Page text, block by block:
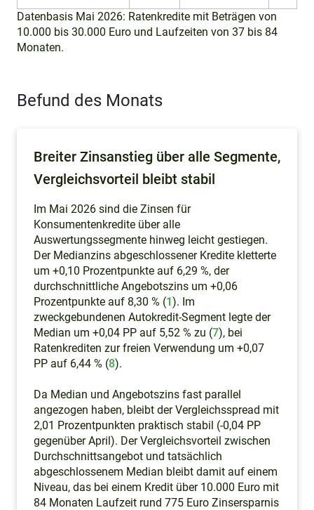
Datenbasis Mai 2026: Ratenkredite mit Beträgen von
10.000 bis 30.000 Euro und Laufzeiten von 37 bis 84
Monaten.
Befund des Monats
Breiter Zinsanstieg über alle Segmente,
Vergleichsvorteil bleibt stabil
Im Mai 2026 sind die Zinsen für
Konsumentenkredite über alle
Auswertungssegmente hinweg leicht gestiegen.
Der Medianzins abgeschlossener Kredite kletterte
um +0,10 Prozentpunkte auf 6,29 %, der
durchschnittliche Angebotszins um +0,06
Prozentpunkte auf 8,30 % (1). Im
zweckgebundenen Autokredit-Segment legte der
Median um +0,04 PP auf 5,52 % zu (7), bei
Ratenkrediten zur freien Verwendung um +0,07
PP auf 6,44 % (8).
Da Median und Angebotszins fast parallel
angezogen haben, bleibt der Vergleichsspread mit
2,01 Prozentpunkten praktisch stabil (-0,04 PP
gegenüber April). Der Vergleichsvorteil zwischen
Durchschnittsangebot und tatsächlich
abgeschlossenem Median bleibt damit auf einem
Niveau, das bei einem Kredit über 10.000 Euro mit
84 Monaten Laufzeit rund 775 Euro Zinsersparnis